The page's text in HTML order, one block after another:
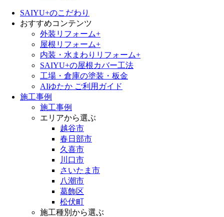
SAIYU+のこだわり
おすすめコンテンツ
外装リフォーム+
屋根リフォーム+
内装・水まわりリフォーム+
SAIYU+の屋根カバー工法
工場・倉庫の塗装・板金
AIゆたか ご利用ガイド
施工事例
施工事例
エリアから選ぶ
越谷市
春日部市
久喜市
川口市
さいたま市
八潮市
葛飾区
松伏町
施工種別から選ぶ